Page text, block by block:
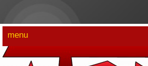
menu